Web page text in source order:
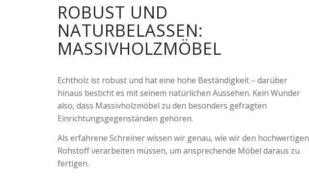
ROBUST UND
NATURBELASSEN:
MASSIVHOLZMÖBEL
Echtholz ist robust und hat eine hohe Beständigkeit – darüber
hinaus besticht es mit seinem natürlichen Aussehen. Kein Wunder
also, dass Massivholzmöbel zu den besonders gefragten
Einrichtungsgegenständen gehören.
Als erfahrene Schreiner wissen wir genau, wie wir den hochwertigen
Rohstoff verarbeiten müssen, um ansprechende Möbel daraus zu
fertigen.